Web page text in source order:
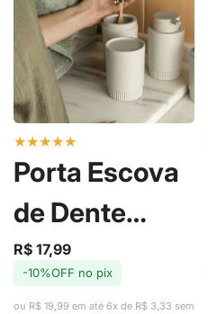
★★★★★
Porta Escova
de Dente
Dórica Branco
- Ou
Preço
de
R$ 17,99
Preço
regular
-10%OFF no pix
ou R$ 19,99 em até 6x de R$ 3,33 sem